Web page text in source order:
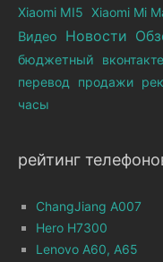
Xiaomi MI5 Xiaomi Mi
Видео Новости
бюджетный
вконтакте
перевод
продажи
часы
рейтинг
ChangJiang A007
Hero H7300
Lenovo A60, A65